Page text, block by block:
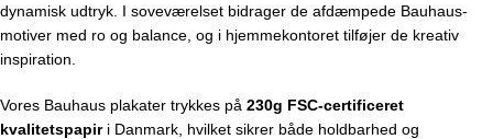
dynamisk udtryk. I soveværelset bidrager de afdæmpede Bauhaus-
motiver med ro og balance, og i hjemmekontoret tilføjer de kreativ
inspiration.
Vores Bauhaus plakater trykkes på 230g FSC-certificeret
kvalitetspapiri Danmark, hvilket sikrer både holdbarhed og